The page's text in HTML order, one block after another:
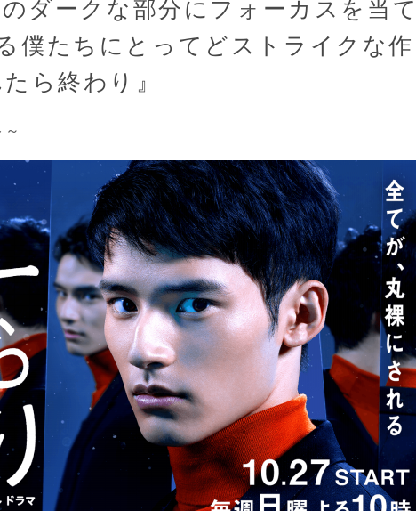
ダークな部分にフォーカスを当て
僕たちにとってどストライクな作
ら終わり』